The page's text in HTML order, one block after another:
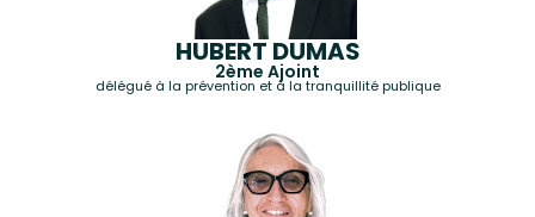
HUBERT DUMAS
2ème Ajoint
délégué à la prévention et à la tranquillité publique